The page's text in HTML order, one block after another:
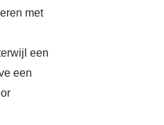
met
een
een